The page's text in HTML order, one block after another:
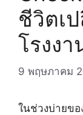
ชีวิตเ
โรงง
9 พฤษภาคม
ในช่วงบ่ายขอ